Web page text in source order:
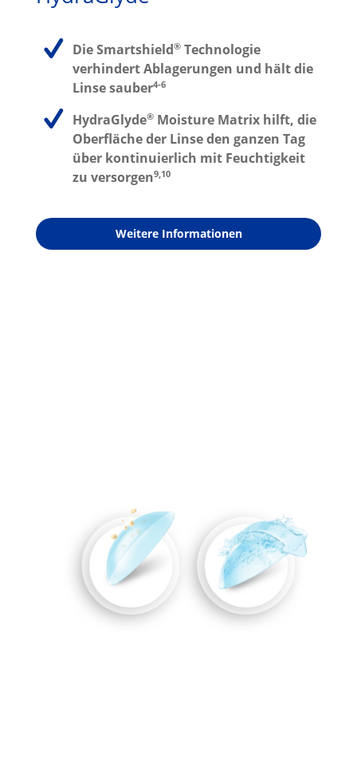
Die Smartshield®Technologie
verhindert Ablagerungen und hält die
Linse sauber4-6
HydraGlyde®Moisture Matrix hilft, die
Oberfläche der Linse den ganzen Tag
über kontinuierlich mit Feuchtigkeit
zu versorgen9,10
Weitere Informationen